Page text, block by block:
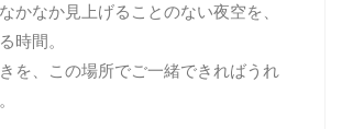
かなか見上げることのない夜空を、
時間。
を、この場所でご一緒できればうれ